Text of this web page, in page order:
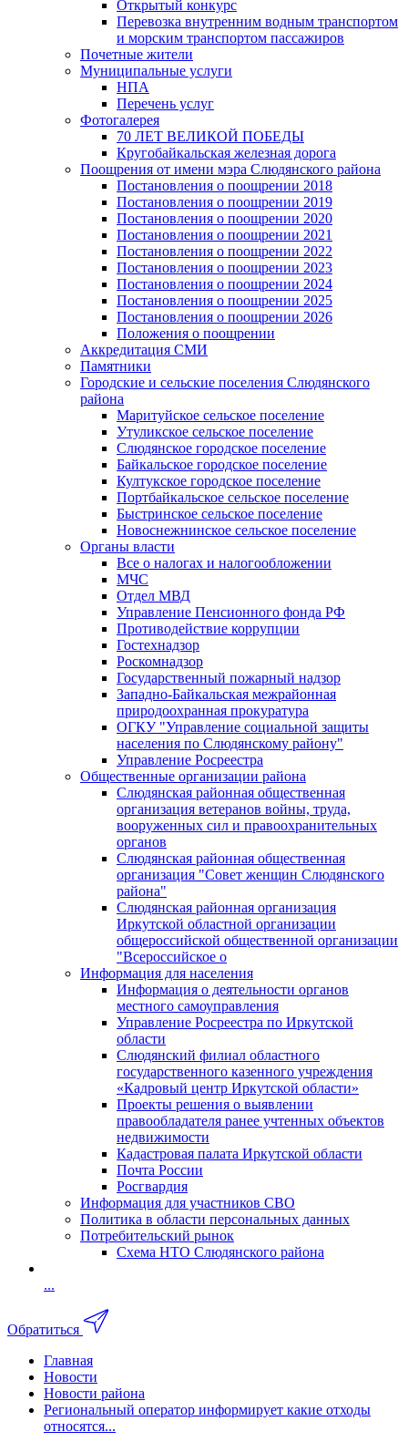
Открытый конкурс
Перевозка внутренним водным транспортом
и морским транспортом пассажиров
Почетные жители
Муниципальные услуги
НПА
Перечень услуг
Фотогалерея
70 ЛЕТ ВЕЛИКОЙ ПОБЕДЫ
Кругобайкальская железная дорога
Поощрения от имени мэра Слюдянского района
Постановления о поощрении 2018
Постановления о поощрении 2019
Постановления о поощрении 2020
Постановления о поощрении 2021
Постановления о поощрении 2022
Постановления о поощрении 2023
Постановления о поощрении 2024
Постановления о поощрении 2025
Постановления о поощрении 2026
Положения о поощрении
Аккредитация СМИ
Памятники
Городские и сельские поселения Слюдянского
района
Маритуйское сельское поселение
Утуликское сельское поселение
Слюдянское городское поселение
Байкальское городское поселение
Култукское городское поселение
Портбайкальское сельское поселение
Быстринское сельское поселение
Новоснежнинское сельское поселение
Органы власти
Все о налогах и налогообложении
МЧС
Отдел МВД
Управление Пенсионного фонда РФ
Противодействие коррупции
Гостехнадзор
Роскомнадзор
Государственный пожарный надзор
Западно-Байкальская межрайонная
природоохранная прокуратура
ОГКУ "Управление социальной защиты
населения по Слюдянскому району"
Управление Росреестра
Общественные организации района
Слюдянская районная общественная
организация ветеранов войны, труда,
вооруженных сил и правоохранительных
органов
Слюдянская районная общественная
организация "Совет женщин Слюдянского
района"
Слюдянская районная организация
Иркутской областной организации
общероссийской общественной организации
"Всероссийское о
Информация для населения
Информация о деятельности органов
местного самоуправления
Управление Росреестра по Иркутской
области
Слюдянский филиал областного
государственного казенного учреждения
«Кадровый центр Иркутской области»
Проекты решения о выявлении
правообладателя ранее учтенных объектов
недвижимости
Кадастровая палата Иркутской области
Почта России
Росгвардия
Информация для участников СВО
Политика в области персональных данных
Потребительский рынок
Схема НТО Слюдянского района
...
Обратиться
Главная
Новости
Новости района
Региональный оператор информирует какие отходы
относятся...